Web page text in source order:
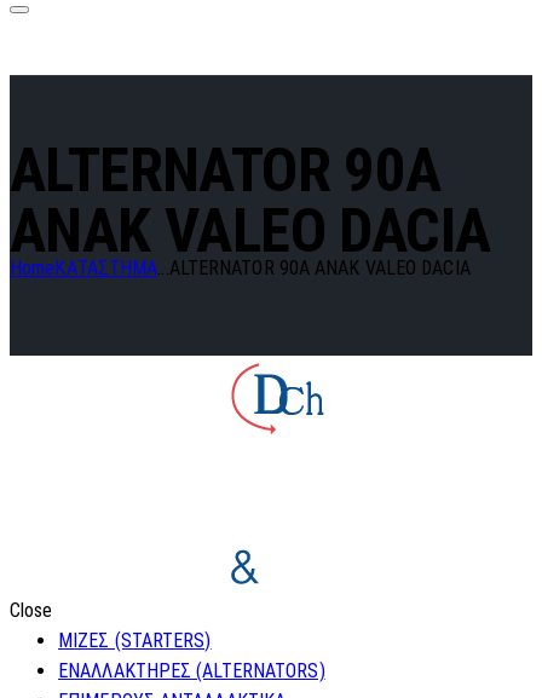
ALTERNATOR 90A
ANAK VALEO DACIA
Home ΚΑΤΑΣΤΗΜΑ...ALTERNATOR 90A ANAK VALEO DACIA
Close
ΜΙΖΕΣ (STARTERS)
ΕΝΑΛΛΑΚΤΗΡΕΣ (ALTERNATORS)